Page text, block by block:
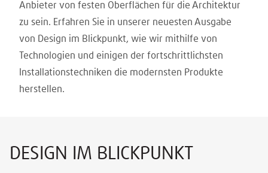
Anbieter von festen Oberflächen für die Architektur
zu sein. Erfahren Sie in unserer neuesten Ausgabe
von Design im Blickpunkt, wie wir mithilfe von
Technologien und einigen der fortschrittlichsten
Installationstechniken die modernsten Produkte
herstellen.
DESIGN IM BLICKPUNKT